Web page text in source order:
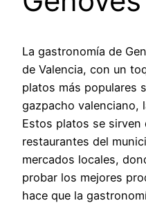
La gastronomía de
de Valencia, con un
platos más populares
gazpacho valenciano,
Estos platos se sirven
restaurantes del
mercados locales,
probar los mejores
hace que la